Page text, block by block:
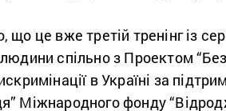
що це вже третій тренінг із
спільно з Проектом “Без
в Україні за
Міжнародного фонду